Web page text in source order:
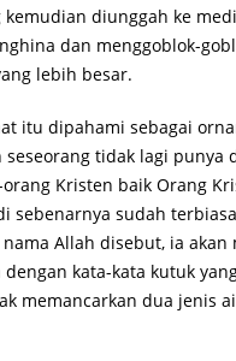
diunggah ke
dan menggoblok-
lebih besar.
itu dipahami sebagai
tidak lagi punya
Kristen baik Orang
sebenarnya sudah
Allah disebut, ia akan
kata-kata kutuk
memancarkan dua jenis